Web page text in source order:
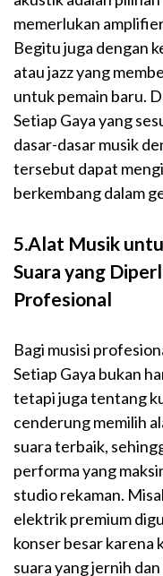
memerlukan
Begitu juga dengan
atau jazz yang
untuk pemain baru.
Setiap Gaya yang
dasar-dasar musik
tersebut dapat
berkembang dalam
5.Alat Musik
Suara yang
Profesional
Bagi musisi
Setiap Gaya bukan
tetapi juga tentang
cenderung memilih
suara terbaik,
performa yang
studio rekaman.
elektrik premium
konser besar karena
suara yang jernih